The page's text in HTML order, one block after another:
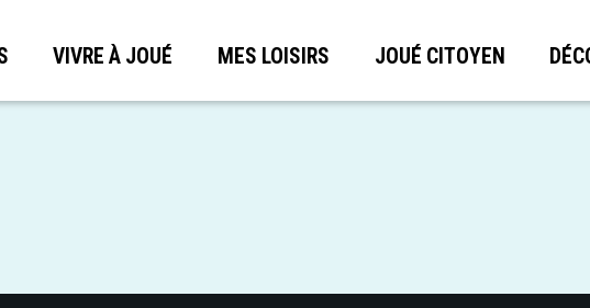
VIVRE À JOUÉ MES LOISIRS JOUÉ CITOYEN